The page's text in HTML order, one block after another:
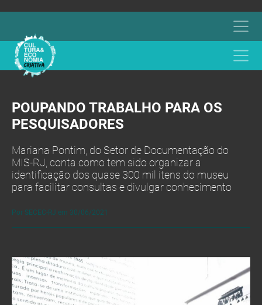
POUPANDO TRABALHO PARA OS
PESQUISADORES
Mariana Pontim, do Setor de Documentação do
MIS-RJ, conta como tem sido organizar a
identificação dos quase 300 mil itens do museu
para facilitar consultas e divulgar conhecimento
Por SECEC-RJ em 30/06/2021